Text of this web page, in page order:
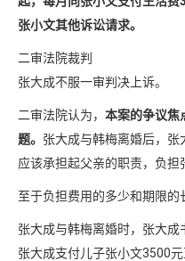
张小文其他诉讼请求。
二审法院裁判
张大成不服一审判决上诉。
二审法院认为， 本案的争议焦
题。 张大成与韩梅离婚后，
应该承担起父亲的职责，负担
至于负担费用的多少和期限的
张大成与韩梅离婚时，张大
张大成支付儿子张小文3500